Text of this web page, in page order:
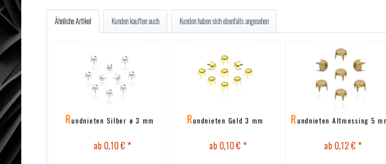
Ähnliche Artikel Kunden kauften auch Kunden haben sich ebenfalls angesehen
Rundnieten Silber ø 3 mm
ab 0,10 € *
Rundnieten Gold 3 mm
ab 0,10 € *
Rundnieten Altmessing 5
ab 0,12 € *